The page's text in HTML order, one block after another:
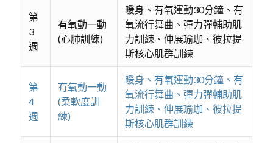
第
3
週
有氧動一動
(心肺訓練)
暖身、有氧運動30分鐘、有
氧流行舞曲、彈力彈輔助肌
力訓練、伸展瑜珈、彼拉提
斯核心肌群訓練
第
4
週
有氧動一動
(柔軟度訓
練)
暖身、有氧運動30分鐘、有
氧流行舞曲、彈力彈輔助肌
力訓練、伸展瑜珈、彼拉提
斯核心肌群訓練